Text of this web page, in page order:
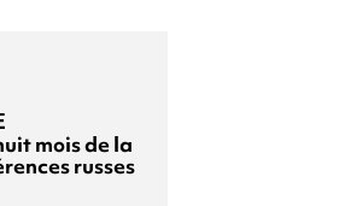
mois de la
russes